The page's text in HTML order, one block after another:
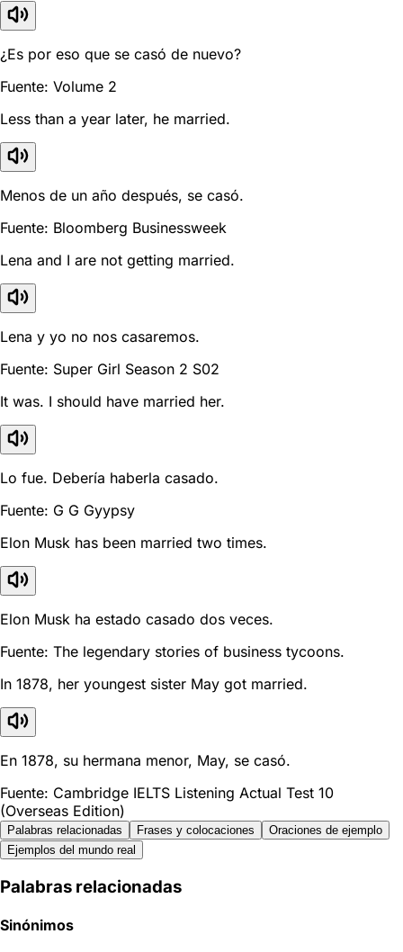
¿Es por eso que se casó de nuevo?
Fuente: Volume 2
Less than a year later, he married.
Menos de un año después, se casó.
Fuente: Bloomberg Businessweek
Lena and I are not getting married.
Lena y yo no nos casaremos.
Fuente: Super Girl Season 2 S02
It was. I should have married her.
Lo fue. Debería haberla casado.
Fuente: G G Gyypsy
Elon Musk has been married two times.
Elon Musk ha estado casado dos veces.
Fuente: The legendary stories of business tycoons.
In 1878, her youngest sister May got married.
En 1878, su hermana menor, May, se casó.
Fuente: Cambridge IELTS Listening Actual Test 10
(Overseas Edition)
Palabras relacionadas Frases y colocaciones
Oraciones de ejemplo
Ejemplos del mundo real
Palabras relacionadas
Sinónimos